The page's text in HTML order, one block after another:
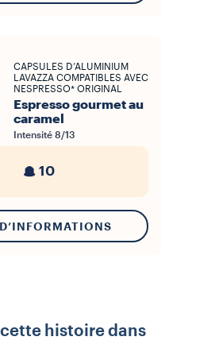
CAPSULES D’ALUMINIUM
LAVAZZA COMPATIBLES AVEC
NESPRESSO* ORIGINAL
Espresso gourmet au
caramel
Intensité 8/13
10
histoire dans